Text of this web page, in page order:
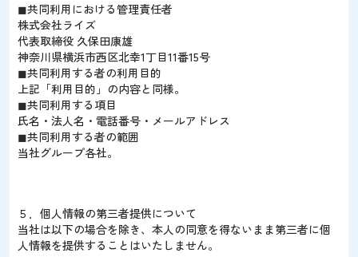
◼︎共同利用における管理責任者
株式会社ライズ
代表取締役 久保田康雄
神奈川県横浜市西区北幸1丁目11番15号
◼共同利用する者の利用目的
上記「利用目的」の内容と同様。
◼共同利用する項目
氏名・法人名・電話番号・メールアドレス
◼共同利用する者の範囲
当社グループ各社。
５．個人情報の第三者提供について
当社は以下の場合を除き、本人の同意を得ないまま第三者に個
人情報を提供することはいたしません。